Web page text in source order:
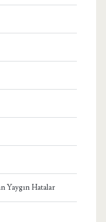
Yaygın Hatalar